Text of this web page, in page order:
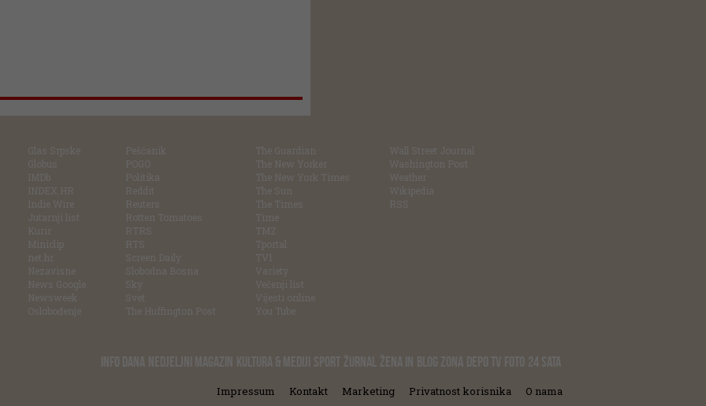
Glas Srpske
Globus
IMDb
INDEX.HR
Indie Wire
Jutarnji list
Kurir
Miniclip
net.hr
Nezavisne
News Google
Newsweek
Oslobođenje
Pešćanik
POGO
Politika
Reddit
Reuters
Rotten Tomatoes
RTRS
RTS
Screen Daily
Slobodna Bosna
Sky
Svet
The Huffington Post
The Guardian
The New Yorker
The New York Times
The Sun
The Times
Time
TMZ
Tportal
TV1
Variety
Večenji list
Vijesti online
You Tube
Wall Street Journal
Washington Post
Weather
Wikipedia
RSS
INFO DANA NEDJELJNI MAGAZIN KULTURA & MEDIJI SPORT ŽURNAL ŽENA IN BLOG ZONA DEPO TV FOTO 24 SATA
Impressum Kontakt Marketing Privatnost korisnika O nama